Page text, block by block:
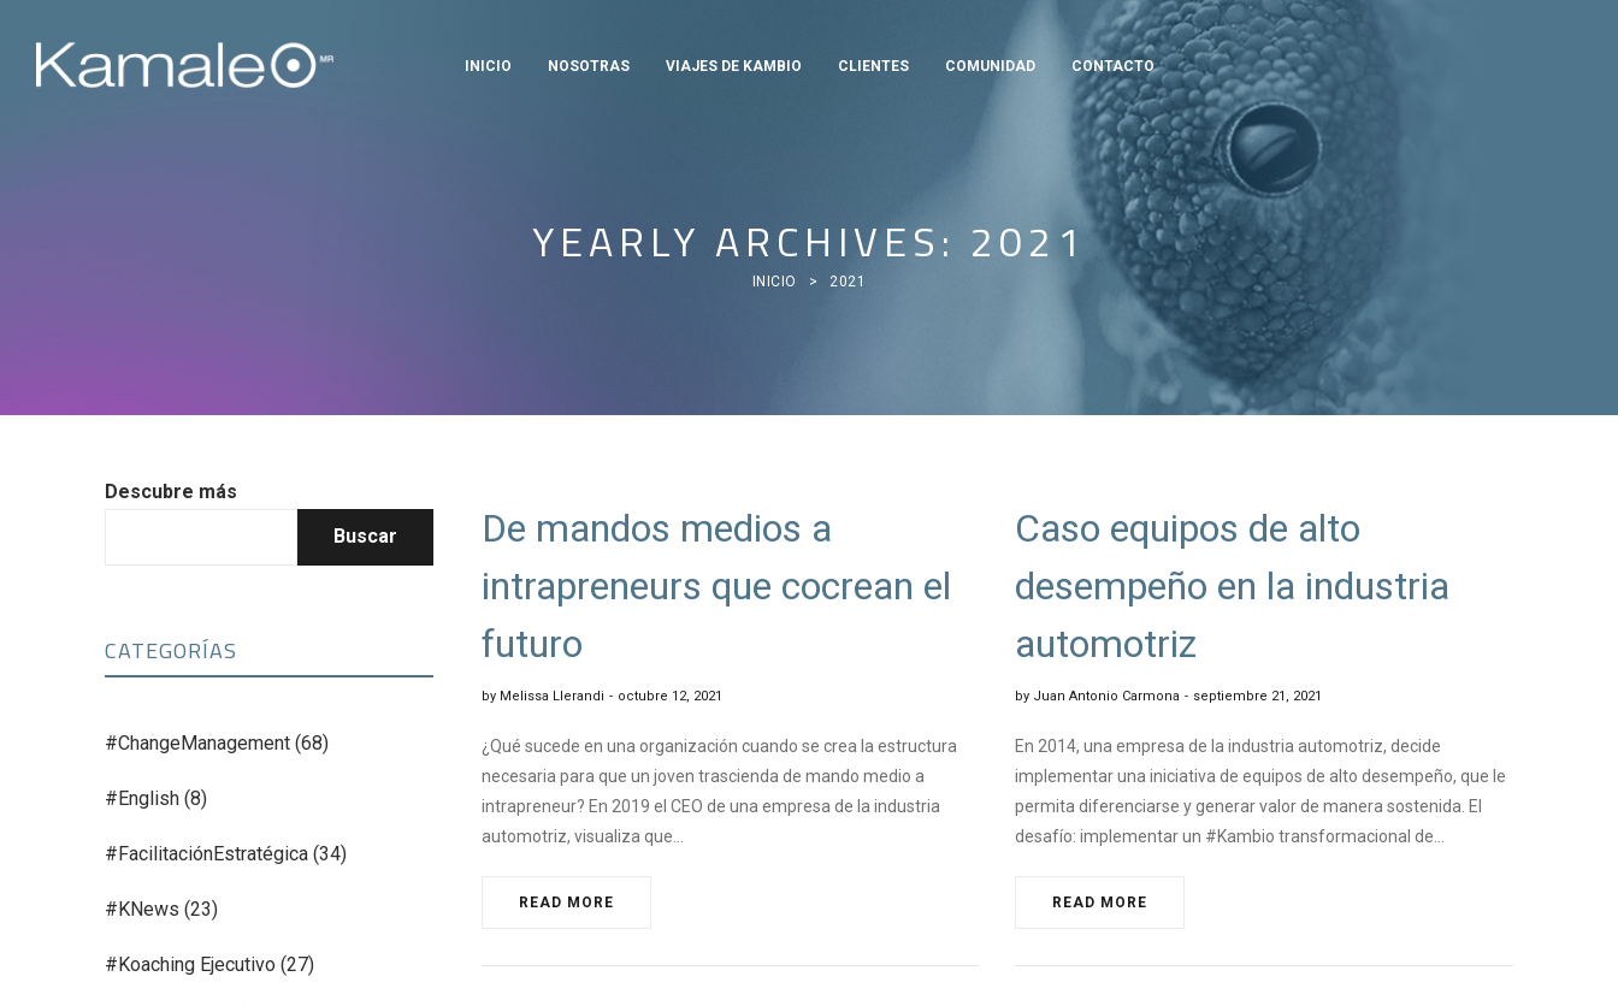
INICIO NOSOTRAS VIAJES DE KAMBIO CLIENTES COMUNIDAD CONTACTO
YEARLY ARCHIVES: 2021
INICIO > 2021
Descubre más
Buscar
CATEGORÍAS
#ChangeManagement (68)
#English (8)
#FacilitaciónEstratégica (34)
#KNews (23)
#Koaching Ejecutivo (27)
De mandos medios a
intrapreneurs que cocrean el
futuro
by Melissa Llerandi octubre 12, 2021
¿Qué sucede en una organización cuando se crea la estructura
necesaria para que un joven trascienda de mando medio a
intrapreneur? En 2019 el CEO de una empresa de la industria
automotriz, visualiza que…
READ MORE
Caso equipos de alto
desempeño en la industria
automotriz
by Juan Antonio Carmona septiembre 21, 2021
En 2014, una empresa de la industria automotriz, decide
implementar una iniciativa de equipos de alto desempeño, que le
permita diferenciarse y generar valor de manera sostenida. El
desafío: implementar un #Kambio transformacional de…
READ MORE